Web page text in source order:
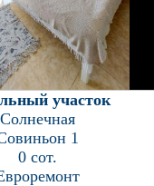
участок
Солнечная
1
0 сот.